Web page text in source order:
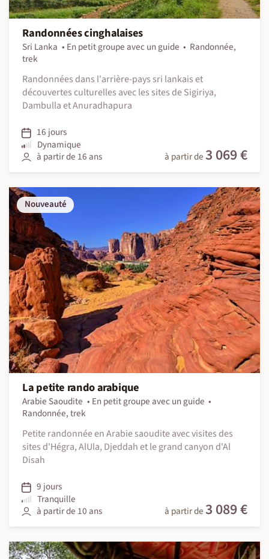
Randonnées cinghalaises
Sri Lanka En petit groupe avec un guide
Randonnée,
trek
Randonnées dans l'arrière-pays sri lankais et
découvertes culturelles avec les sites de Sigiriya,
Dambulla et Anuradhapura
16 jours
Dynamique
à partir de 16 ans
à partir de 3 069 €
Nouveauté
La petite rando arabique
Arabie Saoudite
En petit groupe avec un guide
Randonnée, trek
Petite randonnée en Arabie saoudite avec visites des
sites d'Hégra, AlUla, Djeddah et le grand canyon d'Al
Disah
9 jours
Tranquille
à partir de 10 ans
à partir de 3 089 €